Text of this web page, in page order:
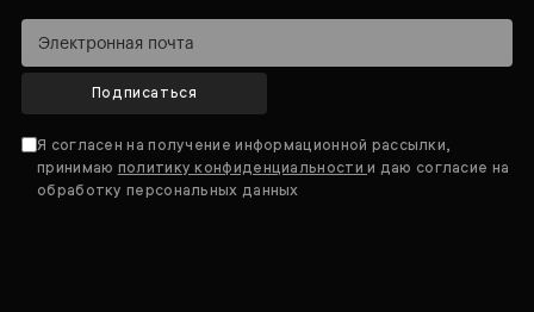
Подписаться
Я согласен на получение информационной рассылки,
принимаю политику конфиденциальностии даю согласие на
обработку персональных данных